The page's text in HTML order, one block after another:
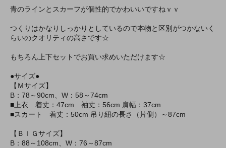
青のラインとスカーフが個性的でかわいいですねｖｖ
つくりはかなりしっかりとしているので本物と区別がつかないく
らいのクオリティの高さです☆
もちろん上下セットでお買い求めいただけます☆
●サイズ●
【Ｍサイズ】
B：78～90cm、W：58～74cm
■上衣 着丈：47cm 袖丈：56cm 肩幅：37cm
■スカート 着丈：50cm 吊り紐の長さ（片側）～87cm
【ＢＩＧサイズ】
B：88～108cm、W：76～87cm